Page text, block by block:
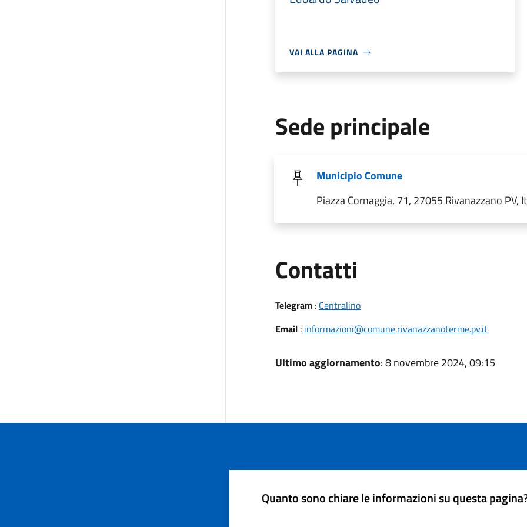
VAI ALLA PAGINA
Sede principale
Municipio Comune
Piazza Cornaggia, 71, 27055 Rivanazzano PV,
Contatti
Telegram: Centralino
Email: informazioni@comune.rivanazzanoterme.pv.it
Ultimo aggiornamento: 8 novembre 2024, 09:15
Quanto sono chiare le informazioni su questa